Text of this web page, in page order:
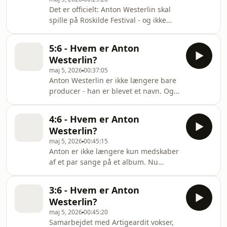
Jencel. Klip og manus: Ole Fugl
Hørkilde. Lyddesign: Jakob Franck
Jensen. Redaktør: Morten Narvedsen.
Det er officielt: Anton Westerlin skal
spille på Roskilde Festival - og ikke
arbejdet med debutalbummet
'Godaften' vokser presset. For første
gang i årevis er det ham selv, der står
i centrum. Så det er en nervøs Anton,
der nogle måneder senere står
backstage på Arena og samler
tankerne, inden han skal ind foran
25.000 skrigende p
5:6 - Hvem er Anton
Westerlin?
maj 5, 202600:37:05
Anton Westerlin er ikke længere bare
producer - han er blevet et navn. Og
og samler landets største stemmer -
fra Lamin og Artigeardit til nye
talenter som Annika. Det han bare
ikke har tænkt over er, at hvis det
bliver en succes - skal han måske igen
op på en scene? Forrest - foran
tusindvis af mennesker? Et scenarie
der snart
4:6 - Hvem er Anton
Westerlin?
maj 5, 202600:45:15
Anton er ikke længere kun medskaber
af et par sange på et album. Nu
og står pludselig i toppen af dansk
musik - men stadig uden selv at stå
på scenen. Til gengæld opfinder han
3:6 - Hvem er Anton
Westerlin?
maj 5, 202600:45:20
Samarbejdet med Artigeardit vokser,